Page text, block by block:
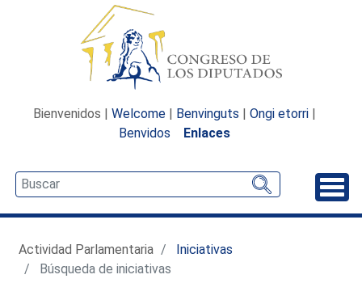
Bienvenidos | Welcome | Benvinguts | Ongi etorri |
Benvidos
Enlaces
Actividad Parlamentaria
Iniciativas
Búsqueda de iniciativas